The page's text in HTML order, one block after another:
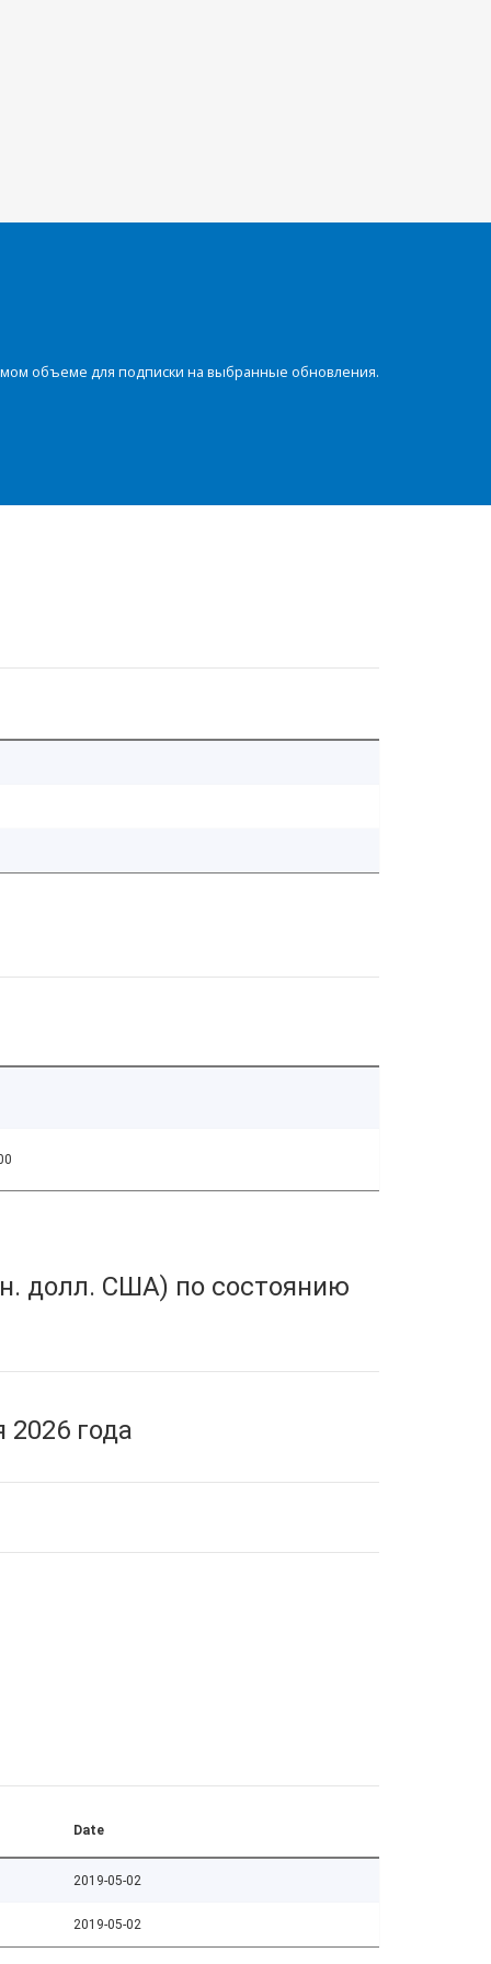
объеме для подписки на выбранные обновления.
долл. США) по состоянию
года
Date
2019-05-02
2019-05-02